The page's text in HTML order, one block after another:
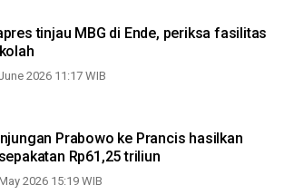
tinjau MBG di Ende, periksa fasilitas
2026 11:17 WIB
Prabowo ke Prancis hasilkan
Rp61,25 triliun
2026 15:19 WIB